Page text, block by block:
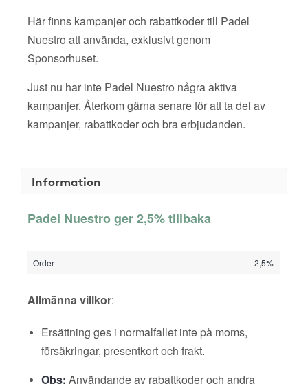
Här finns kampanjer och rabattkoder till Padel
Nuestro att använda, exklusivt genom
Sponsorhuset.
Just nu har inte Padel Nuestro några aktiva
kampanjer. Återkom gärna senare för att ta del av
kampanjer, rabattkoder och bra erbjudanden.
Information
Padel Nuestro ger 2,5% tillbaka
Order 2,5%
Allmänna villkor:
Ersättning ges i normalfallet inte på moms,
försäkringar, presentkort och frakt.
Obs: Användande av rabattkoder och andra